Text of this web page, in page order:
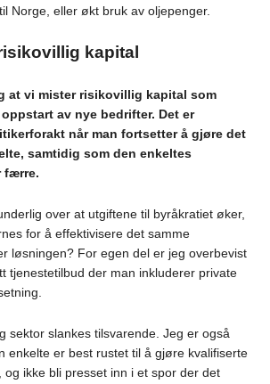
Norge, eller økt bruk av oljepenger.
kapital
at vi mister risikovillig kapital som
av nye bedrifter. Det er
når man fortsetter å gjøre det
samtidig som den enkeltes
færre.
over at utgiftene til byråkratiet øker,
for å effektivisere det samme
løsningen? For egen del er jeg overbevist
tjenestetilbud der man inkluderer private
sektor slankes tilsvarende. Jeg er også
enkelte er best rustet til å gjøre kvalifiserte
og ikke bli presset inn i et spor der det